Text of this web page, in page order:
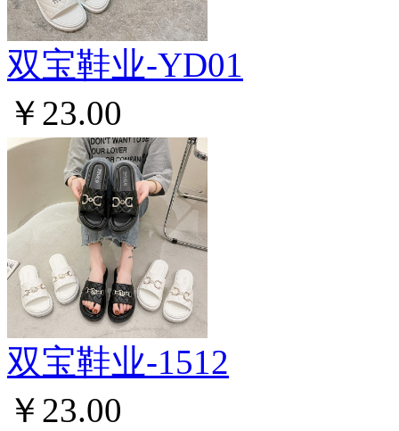
双宝鞋业-YD01
￥23.00
双宝鞋业-1512
￥23.00